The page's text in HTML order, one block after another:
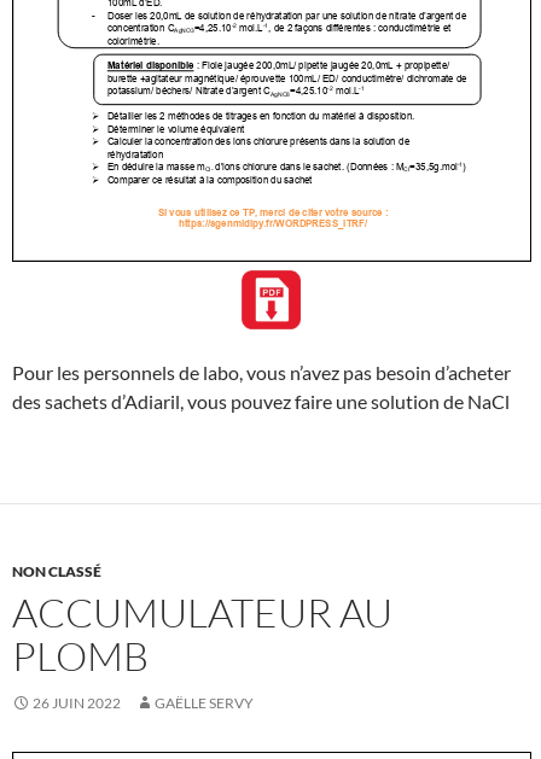
Pour les personnels de labo, vous n’avez pas besoin d’acheter
des sachets d’Adiaril, vous pouvez faire une solution de NaCl
NON CLASSÉ
ACCUMULATEUR AU
PLOMB
26 JUIN 2022 GAËLLE SERVY